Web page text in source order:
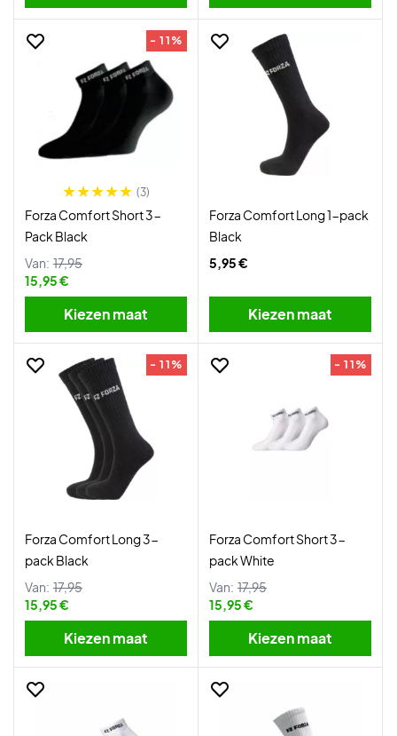
- 11%
(3)
Forza Comfort Short 3-
Pack Black
Van: 17,95
15,95 €
Kiezen maat
Forza Comfort Long 1-pack
Black
5,95 €
Kiezen maat
- 11%
Forza Comfort Long 3-
pack Black
Van: 17,95
15,95 €
Kiezen maat
- 11%
Forza Comfort Short 3-
pack White
Van: 17,95
15,95 €
Kiezen maat